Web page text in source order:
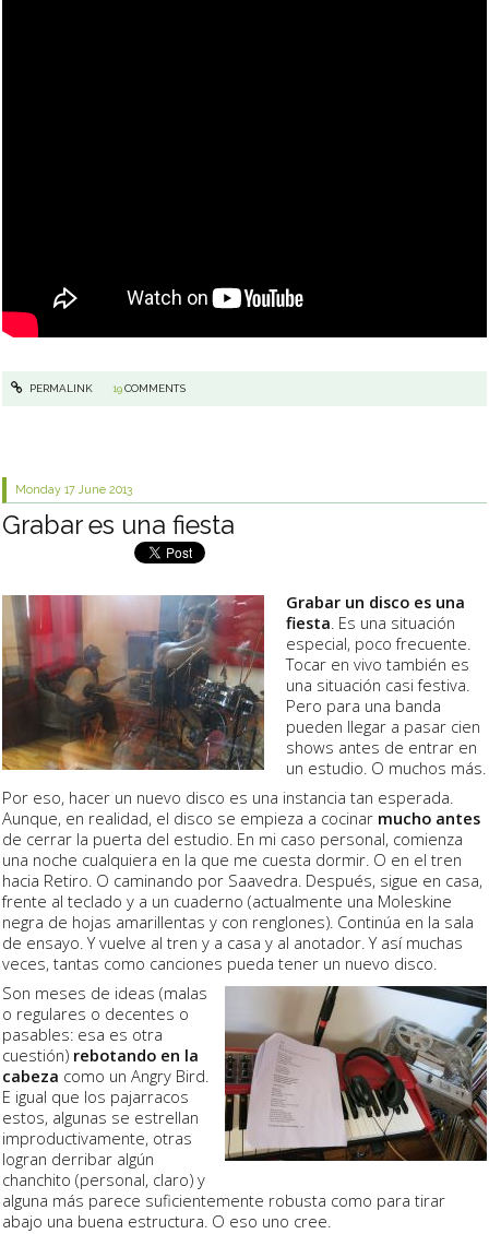
PERMALINK 19COMMENTS
Monday 17 June 2013
Grabar es una fiesta
Grabar un disco es una
fiesta. Es una situación
especial, poco frecuente.
Tocar en vivo también es
una situación casi festiva.
Pero para una banda
pueden llegar a pasar cien
shows antes de entrar en
un estudio. O muchos más.
Por eso, hacer un nuevo disco es una instancia tan esperada.
Aunque, en realidad, el disco se empieza a cocinar mucho antes
de cerrar la puerta del estudio. En mi caso personal, comienza
una noche cualquiera en la que me cuesta dormir. O en el tren
hacia Retiro. O caminando por Saavedra. Después, sigue en casa,
frente al teclado y a un cuaderno (actualmente una Moleskine
negra de hojas amarillentas y con renglones). Continúa en la sala
de ensayo. Y vuelve al tren y a casa y al anotador. Y así muchas
veces, tantas como canciones pueda tener un nuevo disco.
Son meses de ideas (malas
o regulares o decentes o
pasables: esa es otra
cuestión) rebotando en la
cabeza como un Angry Bird.
E igual que los pajarracos
estos, algunas se estrellan
improductivamente, otras
logran derribar algún
chanchito (personal, claro) y
alguna más parece suficientemente robusta como para tirar
abajo una buena estructura. O eso uno cree.